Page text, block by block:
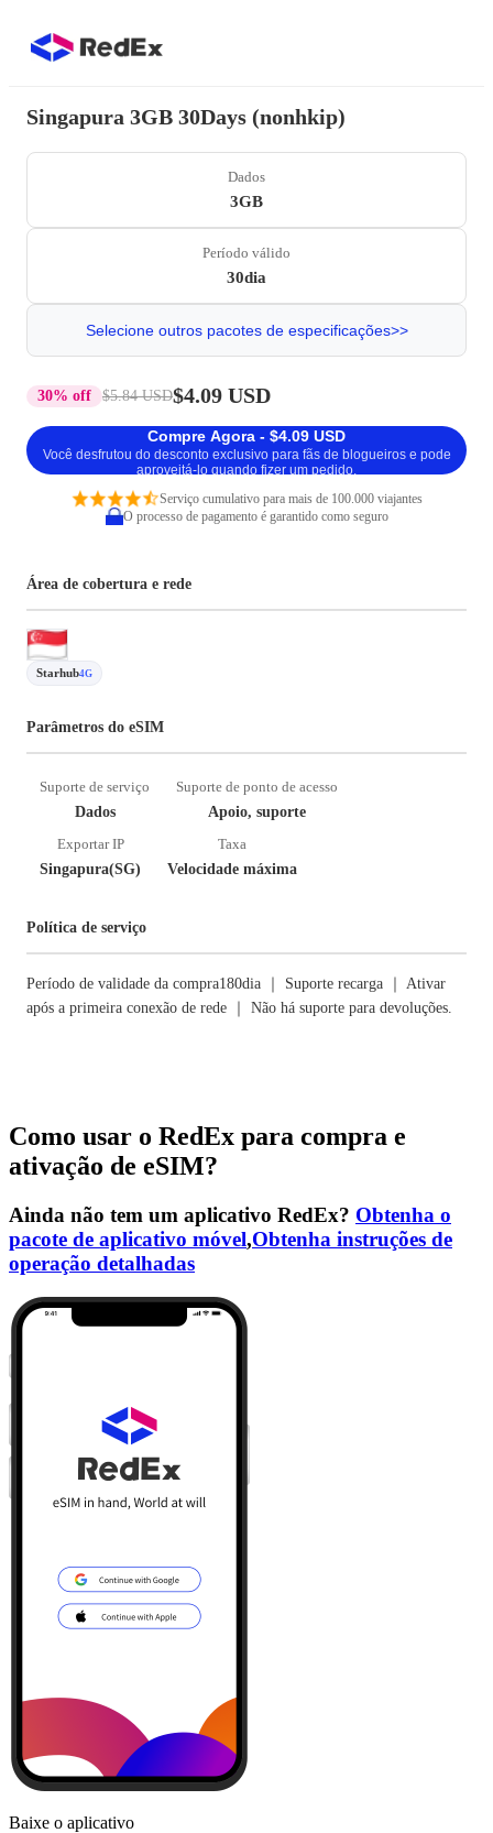
Singapura 3GB 30Days (nonhkip)
Dados
3GB
Período válido
30dia
Selecione outros pacotes de especificações>>
30% off $5.84 USD$4.09 USD
Compre Agora - $4.09 USD
Você desfrutou do desconto exclusivo para fãs de blogueiros e pode
aproveitá-lo quando fizer um pedido.
Serviço cumulativo para mais de 100.000 viajantes
O processo de pagamento é garantido como seguro
Área de cobertura e rede
Starhub4G
Parâmetros do eSIM
Suporte de serviço
Dados
Suporte de ponto de acesso
Apoio, suporte
Exportar IP
Singapura(SG)
Taxa
Velocidade máxima
Política de serviço
Período de validade da compra180dia ｜ Suporte recarga ｜ Ativar
após a primeira conexão de rede ｜ Não há suporte para devoluções.
Como usar o RedEx para compra e
ativação de eSIM?
Ainda não tem um aplicativo RedEx? Obtenha o
pacote de aplicativo móvel,Obtenha instruções de
operação detalhadas
Baixe o aplicativo